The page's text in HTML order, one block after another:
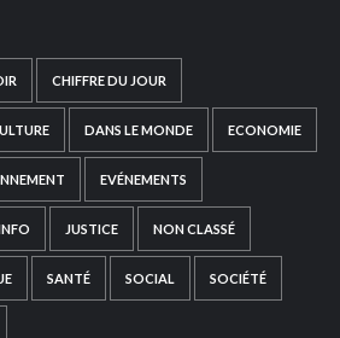
CHIFFRE DU JOUR
DANS LE MONDE ECONOMIE
EVÉNEMENTS
JUSTICE NON CLASSÉ
SANTÉ SOCIAL SOCIÉTÉ